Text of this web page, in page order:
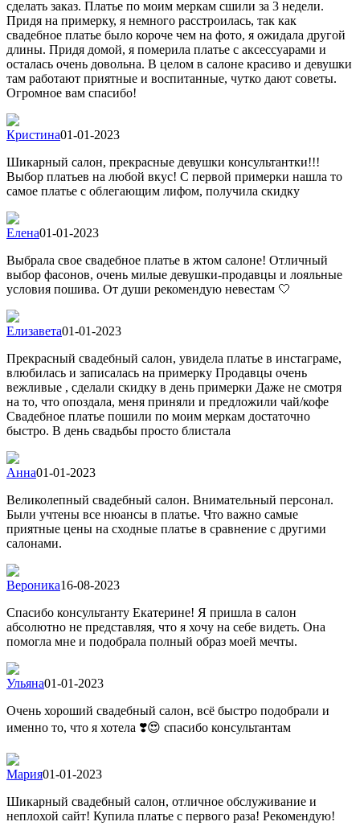
сделать заказ. Платье по моим меркам сшили за 3 недели.
Придя на примерку, я немного расстроилась, так как
свадебное платье было короче чем на фото, я ожидала другой
длины. Придя домой, я померила платье с аксессуарами и
осталась очень довольна. В целом в салоне красиво и девушки
там работают приятные и воспитанные, чутко дают советы.
Огромное вам спасибо!
Кристина01-01-2023
Шикарный салон, прекрасные девушки консультантки!!!
Выбор платьев на любой вкус! С первой примерки нашла то
самое платье с облегающим лифом, получила скидку
Елена01-01-2023
Выбрала свое свадебное платье в жтом салоне! Отличный
выбор фасонов, очень милые девушки-продавцы и лояльные
условия пошива. От души рекомендую невестам 🤍
Елизавета01-01-2023
Прекрасный свадебный салон, увидела платье в инстаграме,
влюбилась и записалась на примерку Продавцы очень
вежливые , сделали скидку в день примерки Даже не смотря
на то, что опоздала, меня приняли и предложили чай/кофе
Свадебное платье пошили по моим меркам достаточно
быстро. В день свадьбы просто блистала
Анна01-01-2023
Великолепный свадебный салон. Внимательный персонал.
Были учтены все нюансы в платье. Что важно самые
приятные цены на сходные платье в сравнение с другими
салонами.
Вероника16-08-2023
Спасибо консультанту Екатерине! Я пришла в салон
абсолютно не представляя, что я хочу на себе видеть. Она
помогла мне и подобрала полный образ моей мечты.
Ульяна01-01-2023
Очень хороший свадебный салон, всё быстро подобрали и
именно то, что я хотела ❣️😍 спасибо консультантам
Мария01-01-2023
Шикарный свадебный салон, отличное обслуживание и
неплохой сайт! Купила платье с первого раза! Рекомендую!